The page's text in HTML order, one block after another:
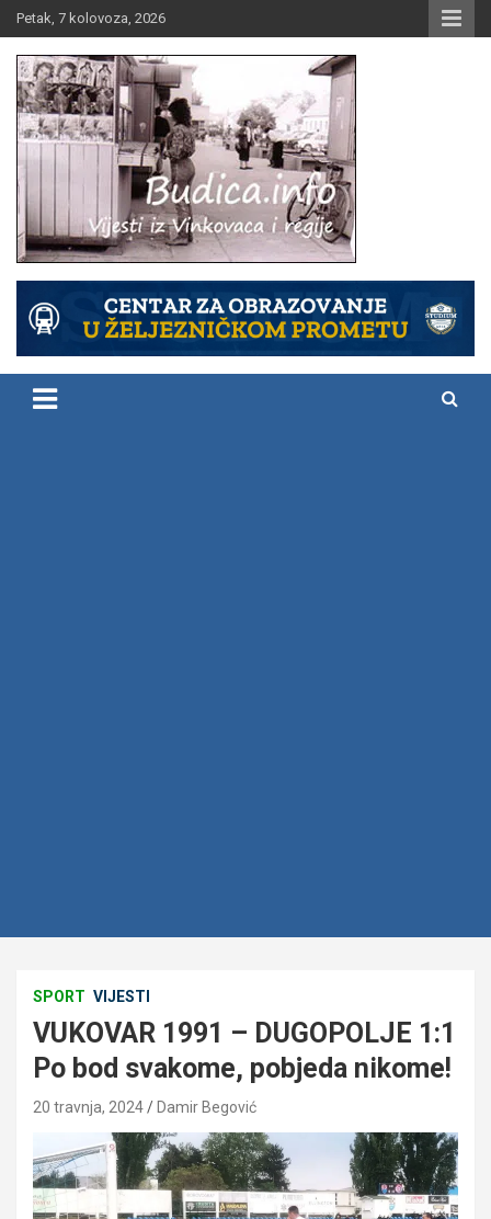
Skip
to
content
Petak, 7 kolovoza, 2026
Budica.info
SPORT VIJESTI
VUKOVAR 1991 – DUGOPOLJE 1:1
Po bod svakome, pobjeda nikome!
20 travnja, 2024 Damir Begović